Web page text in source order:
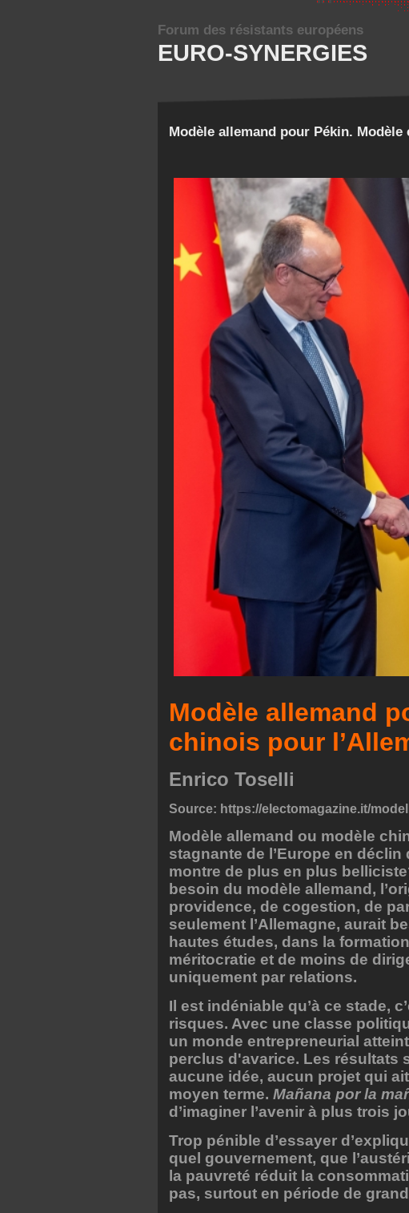
EURO-SYNERGIES
Forum des résistants européens
Modèle allemand pour Pékin.
Modèle allemand
chinois pour
Enrico Toselli
Source: https://electomagazine.it/
Modèle allemand ou modèle
stagnante de l’Europe en
montre de plus en plus
besoin du modèle allemand,
providence, de cogestion, de
seulement l’Allemagne, aurait
hautes études, dans la
méritocratie et de moins de
uniquement par relations.
Il est indéniable qu’à ce stade,
risques. Avec une classe
un monde entrepreneurial
perclus d'avarice. Les résultats
aucune idée, aucun projet qui
moyen terme. Mañana por la
d’imaginer l’avenir à plus trois
Trop pénible d’essayer
quel gouvernement, que
la pauvreté réduit la
pas, surtout en période de